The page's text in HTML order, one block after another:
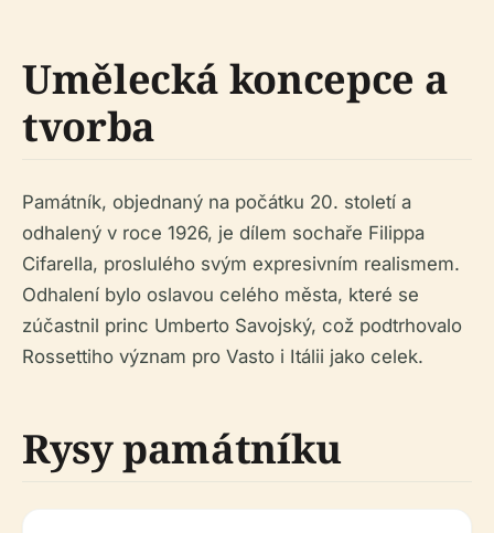
Umělecká koncepce a
tvorba
Památník, objednaný na počátku 20. století a
odhalený v roce 1926, je dílem sochaře Filippa
Cifarella, proslulého svým expresivním realismem.
Odhalení bylo oslavou celého města, které se
zúčastnil princ Umberto Savojský, což podtrhovalo
Rossettiho význam pro Vasto i Itálii jako celek.
Rysy památníku